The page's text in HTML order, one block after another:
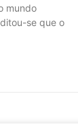
mundo
se que o